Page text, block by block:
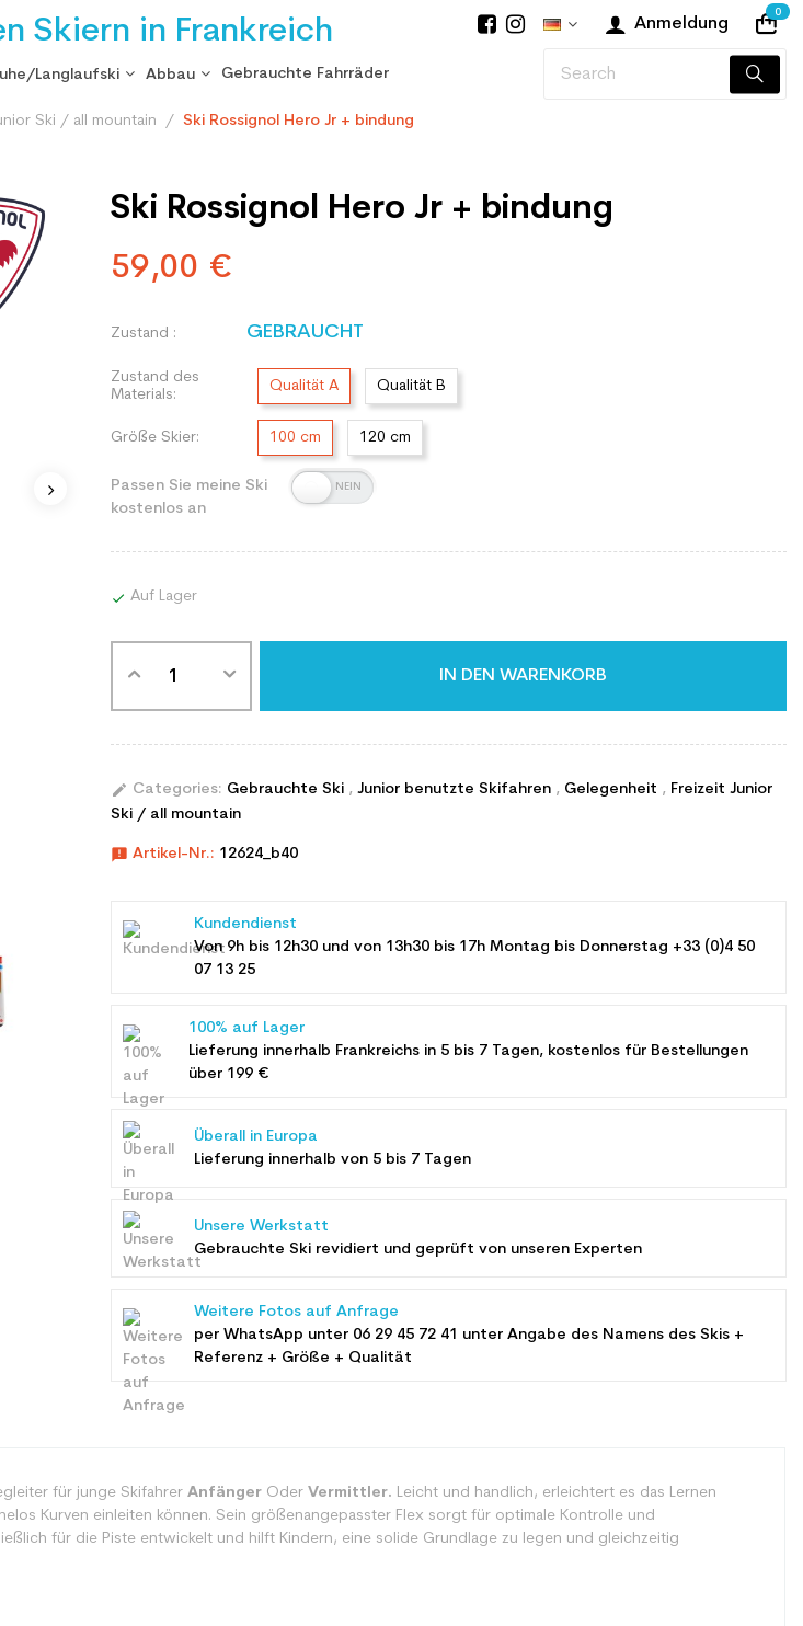
Skiern in Frankreich Anmeldung
0
Langlaufski Abbau Gebrauchte Fahrräder
Ski / all mountain Ski Rossignol Hero Jr + bindung
Ski Rossignol Hero Jr + bindung
59,00 €
Zustand : GEBRAUCHT
Zustand des
Materials:
Qualität A Qualität B
Größe Skier: 100 cm 120 cm
Passen Sie meine Ski
kostenlos an
 Auf Lager
IN DEN WARENKORB
edit Categories: Gebrauchte Ski , Junior benutzte Skifahren , Gelegenheit , Freizeit Junior
Ski / all mountain
announcement Artikel-Nr.: 12624_b40
Kundendienst
Von 9h bis 12h30 und von 13h30 bis 17h Montag bis Donnerstag +33 (0)4 50
07 13 25
100% auf Lager
Lieferung innerhalb Frankreichs in 5 bis 7 Tagen, kostenlos für Bestellungen
über 199 €
Überall in Europa
Lieferung innerhalb von 5 bis 7 Tagen
Unsere Werkstatt
Gebrauchte Ski revidiert und geprüft von unseren Experten
Weitere Fotos auf Anfrage
per WhatsApp unter 06 29 45 72 41 unter Angabe des Namens des Skis +
Referenz + Größe + Qualität
für junge Skifahrer AnfängerOder Vermittler. Leicht und handlich, erleichtert es das Lernen
Kurven einleiten können. Sein größenangepasster Flex sorgt für optimale Kontrolle und
für die Piste entwickelt und hilft Kindern, eine solide Grundlage zu legen und gleichzeitig